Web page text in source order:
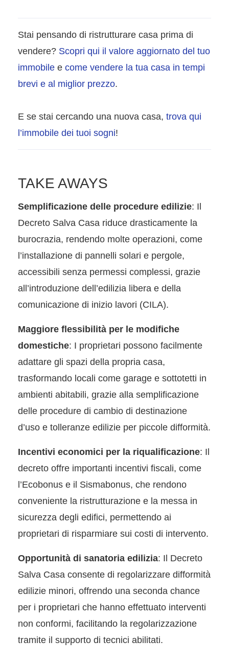
Stai pensando di ristrutturare casa prima di
vendere? Scopri qui il valore aggiornato del tuo
immobile e come vendere la tua casa in tempi
brevi e al miglior prezzo.
E se stai cercando una nuova casa, trova qui
l’immobile dei tuoi sogni!
TAKE AWAYS
Semplificazione delle procedure edilizie: Il
Decreto Salva Casa riduce drasticamente la
burocrazia, rendendo molte operazioni, come
l’installazione di pannelli solari e pergole,
accessibili senza permessi complessi, grazie
all’introduzione dell’edilizia libera e della
comunicazione di inizio lavori (CILA).
Maggiore flessibilità per le modifiche
domestiche: I proprietari possono facilmente
adattare gli spazi della propria casa,
trasformando locali come garage e sottotetti in
ambienti abitabili, grazie alla semplificazione
delle procedure di cambio di destinazione
d’uso e tolleranze edilizie per piccole difformità.
Incentivi economici per la riqualificazione: Il
decreto offre importanti incentivi fiscali, come
l’Ecobonus e il Sismabonus, che rendono
conveniente la ristrutturazione e la messa in
sicurezza degli edifici, permettendo ai
proprietari di risparmiare sui costi di intervento.
Opportunità di sanatoria edilizia: Il Decreto
Salva Casa consente di regolarizzare difformità
edilizie minori, offrendo una seconda chance
per i proprietari che hanno effettuato interventi
non conformi, facilitando la regolarizzazione
tramite il supporto di tecnici abilitati.